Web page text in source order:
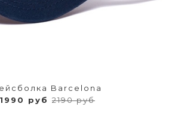
Barcelona
1990 руб 2190 руб